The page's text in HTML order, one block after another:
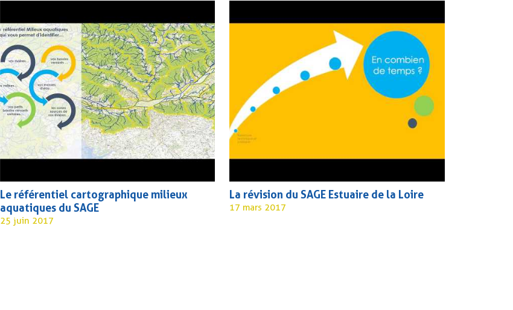
Le référentiel cartographique milieux
aquatiques du SAGE
25 juin 2017
La révision du SAGE Estuaire de la Loire
17 mars 2017